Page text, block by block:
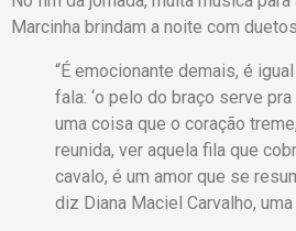
Marcinha brindam a noite com
“É emocionante demais, é
fala: ‘o pelo do braço serve pra
uma coisa que o coração
reunida, ver aquela fila que
cavalo, é um amor que se
diz Diana Maciel Carvalho,